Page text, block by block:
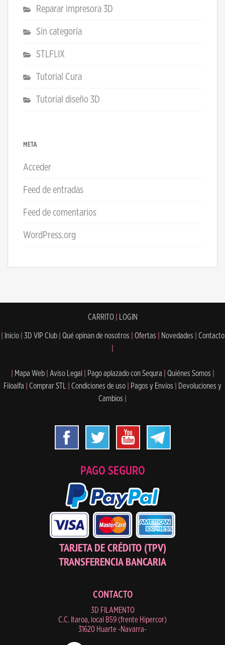
Reparar impresora 3D
Sin categoría
STLFLIX
Tutorial Cura
Tutorial diseño 3D
META
Acceder
Feed de entradas
Feed de comentarios
WordPress.org
CARRITO| LOGIN
Inicio 3D VIP Club Qué opinan de nosotros Ofertas Novedades
Contacto
Mapa Web Aviso Legal Pago aplazado con Sequra Quiénes Somos
Filoalfa
Comprar STL Condiciones de uso Pagos y Envíos
Devoluciones y
Cambios
PAGO SEGURO
TARJETA DE CRÉDITO (TPV)
TRANSFERENCIA BANCARIA
CONTACTO
3D FILAMENTO
C.C. Itaroa, local B59 (frente Hipercor)
31620 Huarte -Navarra-